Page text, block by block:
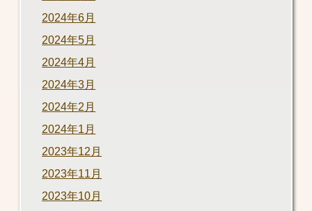
2024年6月
2024年5月
2024年4月
2024年3月
2024年2月
2024年1月
2023年12月
2023年11月
2023年10月